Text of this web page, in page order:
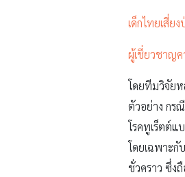
เด็กไทยเสี่ย
ผู้เชี่ยวชาญค
โดยทีมวิจัย
ตัวอย่าง กร
โรคทูเร็ตต์แ
โดยเฉพาะ
ชั่วคราว ซึ่ง